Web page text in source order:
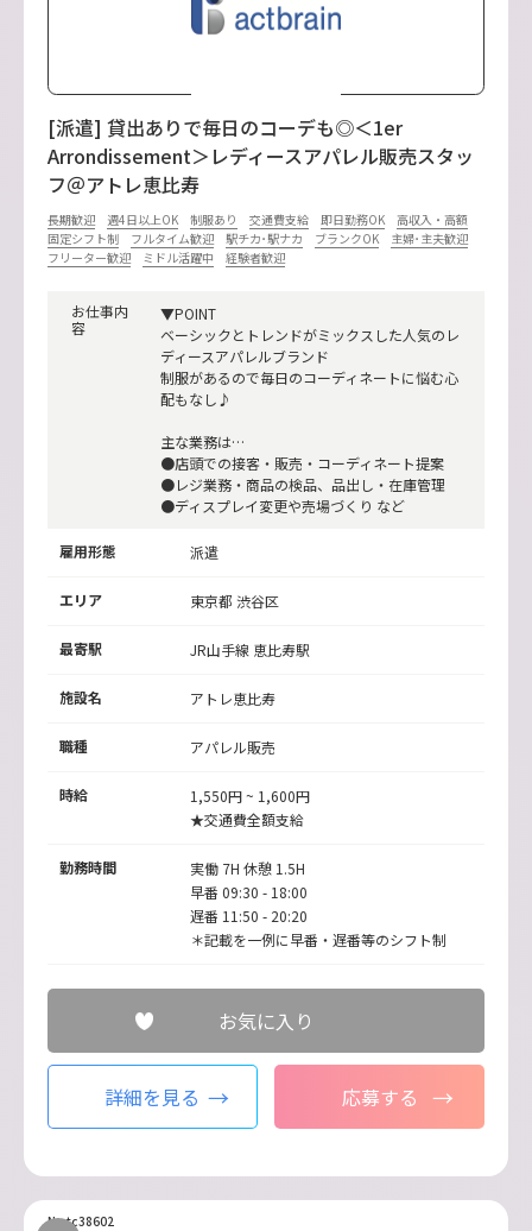
[派遣] 貸出ありで毎日のコーデも◎＜1er
Arrondissement＞レディースアパレル販売スタッ
フ＠アトレ恵比寿
長期歓迎 週4日以上OK 制服あり 交通費支給 即日勤務OK
高収入・高額
固定シフト制
フルタイム歓迎 駅チカ･駅ナカ ブランクOK
主婦･主夫歓迎
フリーター歓迎
ミドル活躍中 経験者歓迎
お仕事内
容
▼POINT
ベーシックとトレンドがミックスした人気のレ
ディースアパレルブランド
制服があるので毎日のコーディネートに悩む心
配もなし♪
主な業務は…
●店頭での接客・販売・コーディネート提案
●レジ業務・商品の検品、品出し・在庫管理
●ディスプレイ変更や売場づくり など
雇用形態 派遣
エリア 東京都 渋谷区
最寄駅 JR山手線 恵比寿駅
施設名 アトレ恵比寿
職種 アパレル販売
時給
1,550円 ~ 1,600円
★交通費全額支給
勤務時間
実働 7H 休憩 1.5H
早番 09:30 - 18:00
遅番 11:50 - 20:20
＊記載を一例に早番・遅番等のシフト制
お気に入り
詳細を見る 応募する
No.tc38602